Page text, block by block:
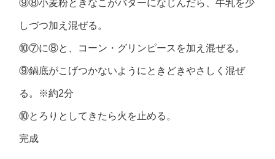
⑨⑧小麦粉ときなこがバターになじんだら、牛乳を少
しづつ加え混ぜる。
⑩⑦に⑧と、コーン・グリンピースを加え混ぜる。
⑨鍋底がこげつかないようにときどきやさしく混ぜ
る。※約2分
⑩とろりとしてきたら火を止める。
完成